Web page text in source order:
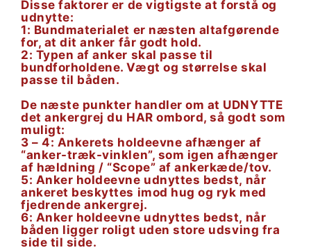
Disse faktorer er de vigtigste at forstå og
udnytte:
1: Bundmaterialet er næsten altafgørende
for, at dit anker får godt hold.
2: Typen af anker skal passe til
bundforholdene. Vægt og størrelse skal
passe til båden.
De næste punkter handler om at UDNYTTE
det ankergrej du HAR ombord, så godt som
muligt:
3 – 4: Ankerets holdeevne afhænger af
“anker-træk-vinklen”, som igen afhænger
af hældning / “Scope” af ankerkæde/tov.
5: Anker holdeevne udnyttes bedst, når
ankeret beskyttes imod hug og ryk med
fjedrende ankergrej.
6: Anker holdeevne udnyttes bedst, når
båden ligger roligt uden store udsving fra
side til side.